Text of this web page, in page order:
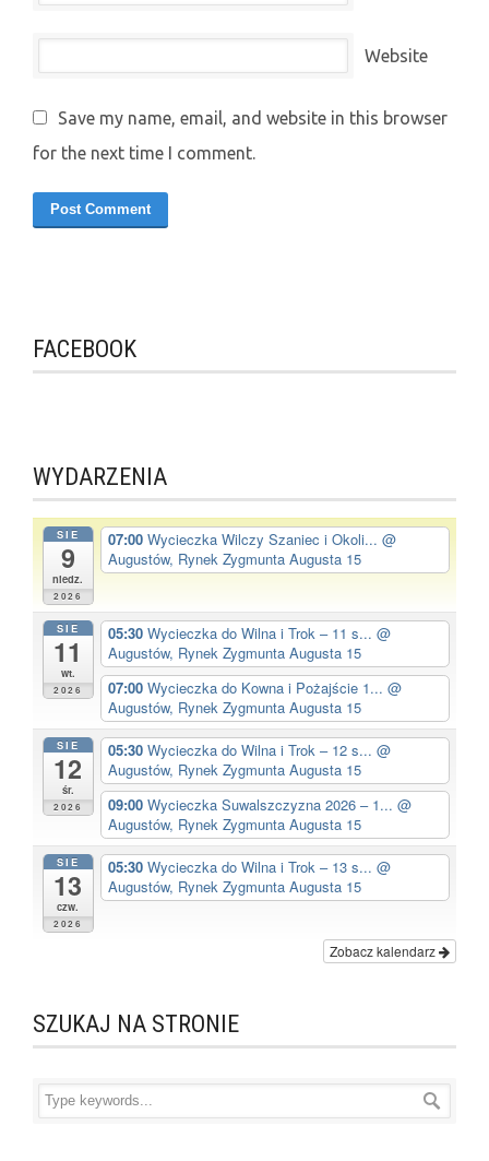
Website
Save my name, email, and website in this browser
for the next time I comment.
FACEBOOK
WYDARZENIA
SIE
9
niedz.
2026
07:00 Wycieczka Wilczy Szaniec i Okoli... @
Augustów, Rynek Zygmunta Augusta 15
SIE
11
wt.
2026
05:30 Wycieczka do Wilna i Trok – 11 s... @
Augustów, Rynek Zygmunta Augusta 15
07:00 Wycieczka do Kowna i Pożajście 1... @
Augustów, Rynek Zygmunta Augusta 15
SIE
12
śr.
2026
05:30 Wycieczka do Wilna i Trok – 12 s... @
Augustów, Rynek Zygmunta Augusta 15
09:00 Wycieczka Suwalszczyzna 2026 – 1... @
Augustów, Rynek Zygmunta Augusta 15
SIE
13
czw.
2026
05:30 Wycieczka do Wilna i Trok – 13 s... @
Augustów, Rynek Zygmunta Augusta 15
Zobacz kalendarz
SZUKAJ NA STRONIE